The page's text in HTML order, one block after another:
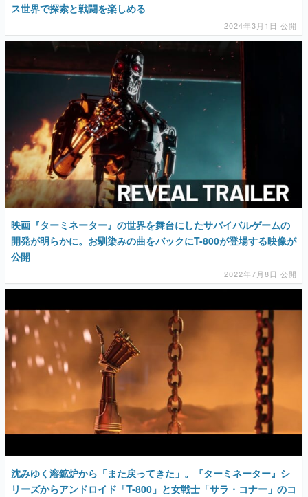
ス世界で探索と戦闘を楽しめる
2024年3月1日 公開
映画『ターミネーター』の世界を舞台にしたサバイバルゲームの
開発が明らかに。お馴染みの曲をバックにT-800が登場する映像が
公開
2022年7月8日 公開
沈みゆく溶鉱炉から「また戻ってきた」。『ターミネーター』シ
リーズからアンドロイド「T-800」と女戦士「サラ・コナー」のコ